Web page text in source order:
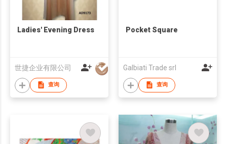
Ladies' Evening Dress
世捷企业有限公司
查询
Pocket Square
Galbiati Trade srl
查询